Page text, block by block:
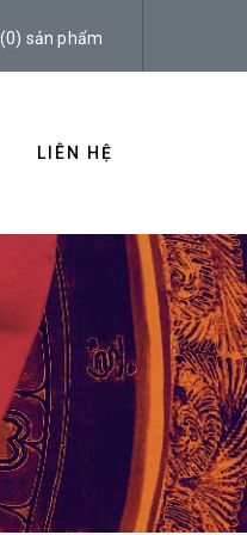
(0) sản phẩm
LIÊN HỆ